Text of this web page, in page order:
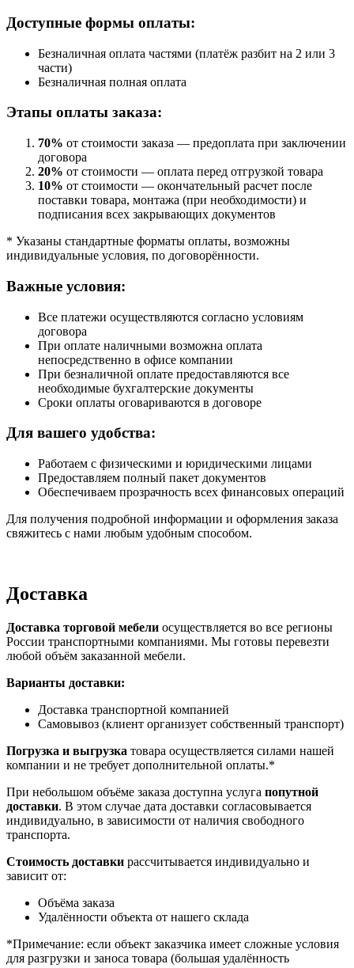
Доступные формы оплаты:
Безналичная оплата частями (платёж разбит на 2 или 3
части)
Безналичная полная оплата
Этапы оплаты заказа:
70% от стоимости заказа — предоплата при заключении
договора
20% от стоимости — оплата перед отгрузкой товара
10% от стоимости — окончательный расчет после
поставки товара, монтажа (при необходимости) и
подписания всех закрывающих документов
* Указаны стандартные форматы оплаты, возможны
индивидуальные условия, по договорённости.
Важные условия:
Все платежи осуществляются согласно условиям
договора
При оплате наличными возможна оплата
непосредственно в офисе компании
При безналичной оплате предоставляются все
необходимые бухгалтерские документы
Сроки оплаты оговариваются в договоре
Для вашего удобства:
Работаем с физическими и юридическими лицами
Предоставляем полный пакет документов
Обеспечиваем прозрачность всех финансовых операций
Для получения подробной информации и оформления заказа
свяжитесь с нами любым удобным способом.
Доставка
Доставка торговой мебели осуществляется во все регионы
России транспортными компаниями. Мы готовы перевезти
любой объём заказанной мебели.
Варианты доставки:
Доставка транспортной компанией
Самовывоз (клиент организует собственный транспорт)
Погрузка и выгрузка товара осуществляется силами нашей
компании и не требует дополнительной оплаты.*
При небольшом объёме заказа доступна услуга попутной
доставки. В этом случае дата доставки согласовывается
индивидуально, в зависимости от наличия свободного
транспорта.
Стоимость доставки рассчитывается индивидуально и
зависит от:
Объёма заказа
Удалённости объекта от нашего склада
*Примечание: если объект заказчика имеет сложные условия
для разгрузки и заноса товара (большая удалённость